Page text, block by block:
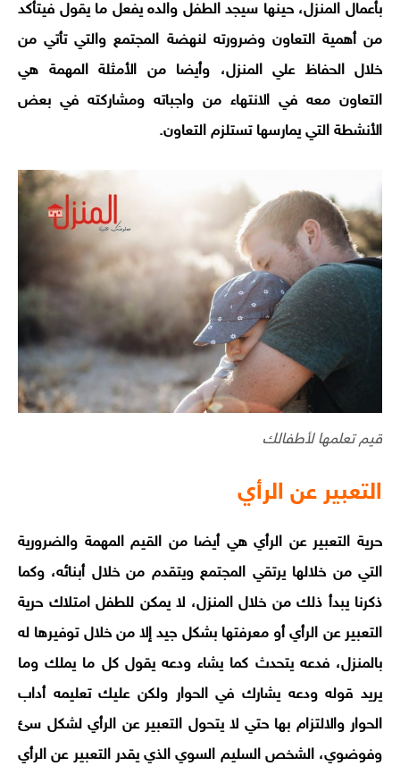
بأعمال المنزل، حينها سيجد الطفل والده يفعل ما يقول فيتأكد
من أهمية التعاون وضرورته لنهضة المجتمع والتي تأتي من
خلال الحفاظ علي المنزل، وأيضا من الأمثلة المهمة هي
التعاون معه في الانتهاء من واجباته ومشاركته في بعض
الأنشطة التي يمارسها تستلزم التعاون.
قيم تعلمها لأطفالك
التعبير عن الرأي
حرية التعبير عن الرأي هي أيضا من القيم المهمة والضرورية
التي من خلالها يرتقي المجتمع ويتقدم من خلال أبنائه، وكما
ذكرنا يبدأ ذلك من خلال المنزل، لا يمكن للطفل امتلاك حرية
التعبير عن الرأي أو معرفتها بشكل جيد إلا من خلال توفيرها له
بالمنزل، فدعه يتحدث كما يشاء ودعه يقول كل ما يملك وما
يريد قوله ودعه يشارك في الحوار ولكن عليك تعليمه أداب
الحوار والالتزام بها حتي لا يتحول التعبير عن الرأي لشكل سئ
وفوضوي، الشخص السليم السوي الذي يقدر التعبير عن الرأي